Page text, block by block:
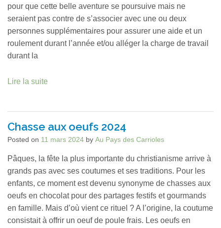
pour que cette belle aventure se poursuive mais ne
seraient pas contre de s’associer avec une ou deux
personnes supplémentaires pour assurer une aide et un
roulement durant l’année et/ou alléger la charge de travail
durant la
Lire la suite
Chasse aux oeufs 2024
Posted on 11 mars 2024 by Au Pays des Carrioles
Pâques, la fête la plus importante du christianisme arrive à
grands pas avec ses coutumes et ses traditions. Pour les
enfants, ce moment est devenu synonyme de chasses aux
oeufs en chocolat pour des partages festifs et gourmands
en famille. Mais d’où vient ce rituel ? A l’origine, la coutume
consistait à offrir un oeuf de poule frais. Les oeufs en